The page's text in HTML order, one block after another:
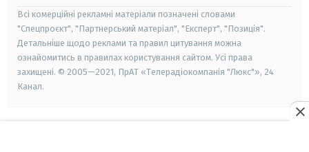
Всі комерційні рекламні матеріали позначені словами
"Спецпроєкт", "Партнерський матеріал", "Експерт", "Позиція".
Детальніше щодо реклами та правил цитування можна
ознайомитись в правилах користування сайтом. Усі права
захищені. © 2005—2021, ПрАТ «Телерадіокомпанія "Люкс"», 24
Канал.